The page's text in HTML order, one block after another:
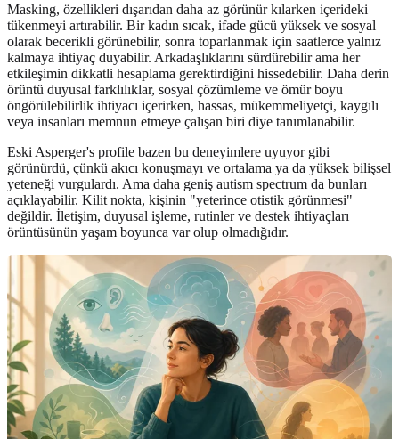
Masking, özellikleri dışarıdan daha az görünür kılarken içerideki
tükenmeyi artırabilir. Bir kadın sıcak, ifade gücü yüksek ve sosyal
olarak becerikli görünebilir, sonra toparlanmak için saatlerce yalnız
kalmaya ihtiyaç duyabilir. Arkadaşlıklarını sürdürebilir ama her
etkileşimin dikkatli hesaplama gerektirdiğini hissedebilir. Daha derin
örüntü duyusal farklılıklar, sosyal çözümleme ve ömür boyu
öngörülebilirlik ihtiyacı içerirken, hassas, mükemmeliyetçi, kaygılı
veya insanları memnun etmeye çalışan biri diye tanımlanabilir.
Eski Asperger's profile bazen bu deneyimlere uyuyor gibi
görünürdü, çünkü akıcı konuşmayı ve ortalama ya da yüksek bilişsel
yeteneği vurgulardı. Ama daha geniş autism spectrum da bunları
açıklayabilir. Kilit nokta, kişinin "yeterince otistik görünmesi"
değildir. İletişim, duyusal işleme, rutinler ve destek ihtiyaçları
örüntüsünün yaşam boyunca var olup olmadığıdır.